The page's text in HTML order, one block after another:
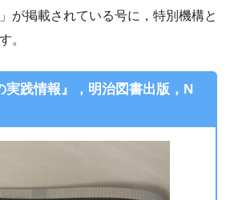
が掲載されている号に，特別機構と
。
実践情報』，明治図書出版，N